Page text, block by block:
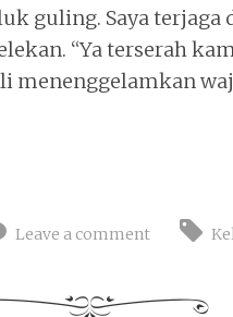
guling. Saya terjaga
“Ya terserah
menenggelamkan
Leave a comment